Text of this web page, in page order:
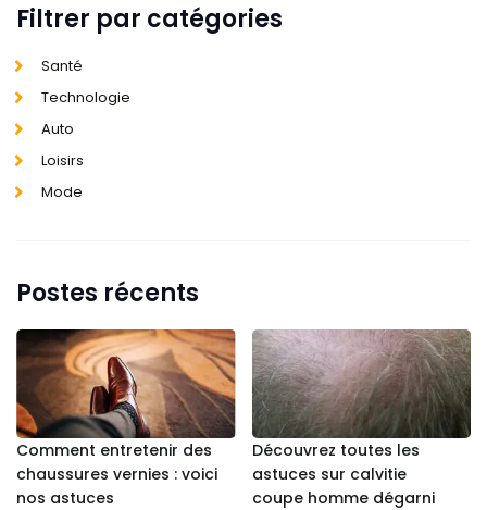
Filtrer par catégories
Santé
Technologie
Auto
Loisirs
Mode
Postes récents
Comment entretenir des
chaussures vernies : voici
nos astuces
Découvrez toutes les
astuces sur calvitie
coupe homme dégarni